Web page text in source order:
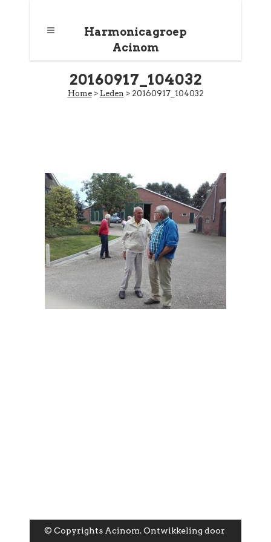
Harmonicagroep
Acinom
20160917_104032
Home> Leden > 20160917_104032
© Copyrights Acinom. Ontwikkeling door